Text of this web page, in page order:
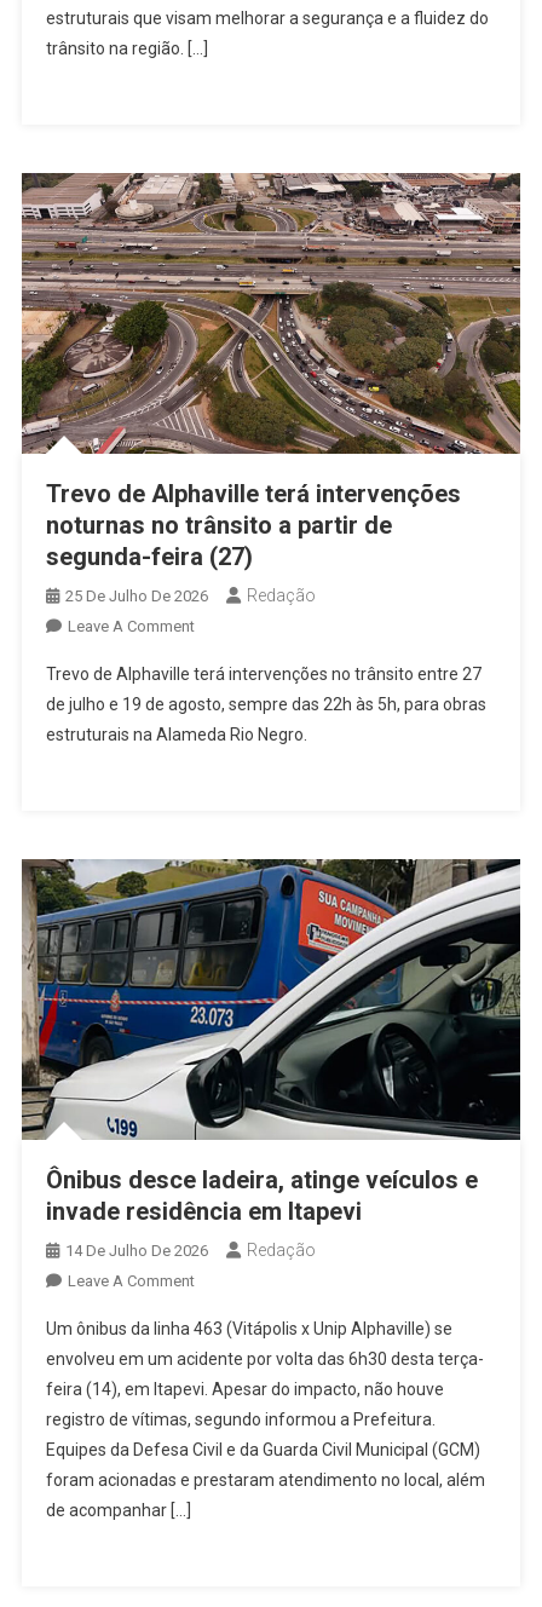
Trevo
De
22h
estruturais que visam melhorar a segurança e a fluidez do
trânsito na região. […]
Trevo de Alphaville terá intervenções
noturnas no trânsito a partir de
segunda-feira (27)
25 De Julho De 2026 Redação
Leave A CommentOn
De
Alphaville
Terá
A
Partir
De
Segunda-
Feira
(27)
Trevo de Alphaville terá intervenções no trânsito entre 27
de julho e 19 de agosto, sempre das 22h às 5h, para obras
estruturais na Alameda Rio Negro.
Ônibus desce ladeira, atinge veículos e
invade residência em Itapevi
14 De Julho De 2026 Redação
Leave A CommentOn
Desce
Ladeira,
Atinge
Veículos
E
Invade
Um ônibus da linha 463 (Vitápolis x Unip Alphaville) se
envolveu em um acidente por volta das 6h30 desta terça-
feira (14), em Itapevi. Apesar do impacto, não houve
registro de vítimas, segundo informou a Prefeitura.
Equipes da Defesa Civil e da Guarda Civil Municipal (GCM)
foram acionadas e prestaram atendimento no local, além
de acompanhar […]